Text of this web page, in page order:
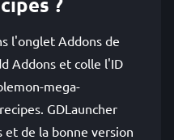
l'onglet Addons de
Addons et colle l'ID
mega-
GDLauncher
et de la bonne version